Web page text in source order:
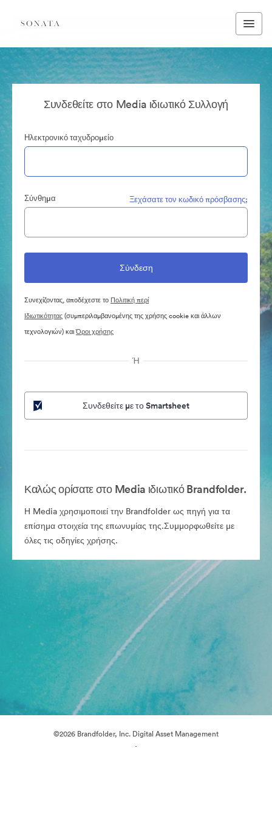
Συνδεθείτε στο Media ιδιωτικό Συλλογή
Ηλεκτρονικό ταχυδρομείο
Σύνθημα Ξεχάσατε τον κωδικό πρόσβασης;
Συνεχίζοντας, αποδέχεστε το Πολιτική περί
Ιδιωτικότητας(συμπεριλαμβανομένης της χρήσης cookie και άλλων
τεχνολογιών) καιΌροι χρήσης
Ή
Συνδεθείτε με το Smartsheet
Καλώς ορίσατε στο Media ιδιωτικό Brandfolder.
Η Media χρησιμοποιεί την Brandfolder ως πηγή για τα
επίσημα στοιχεία της επωνυμίας της.Συμμορφωθείτε με
όλες τις οδηγίες χρήσης.
©2026 Brandfolder, Inc. Digital Asset Management
·